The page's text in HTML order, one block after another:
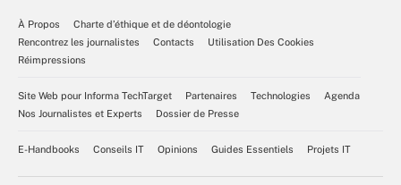
À Propos
Charte d’éthique et de déontologie
Rencontrez les journalistes
Contacts
Utilisation Des Cookies
Réimpressions
Site Web pour Informa TechTarget Partenaires Technologies
Agenda
Nos Journalistes et Experts
Dossier de Presse
E-Handbooks Conseils IT Opinions Guides Essentiels Projets IT